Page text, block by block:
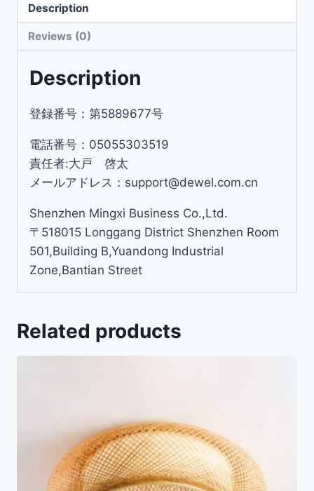
Description
Reviews (0)
Description
登録番号：第5889677号
電話番号：05055303519
責任者:大戸 啓太
メールアドレス：support@dewel.com.cn
Shenzhen Mingxi Business Co.,Ltd.
〒518015 Longgang District Shenzhen Room
501,Building B,Yuandong Industrial
Zone,Bantian Street
Related products